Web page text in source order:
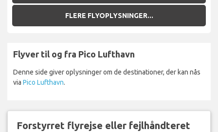
FLERE FLYOPLYSNINGER...
Flyver til og fra Pico Lufthavn
Denne side giver oplysninger om de destinationer, der kan nås
via Pico Lufthavn.
Forstyrret flyrejse eller fejlhåndteret